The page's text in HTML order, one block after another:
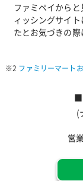
ファミペイから
ィッシングサイ
たとお気づきの際
※2 ファミリーマート
(
営